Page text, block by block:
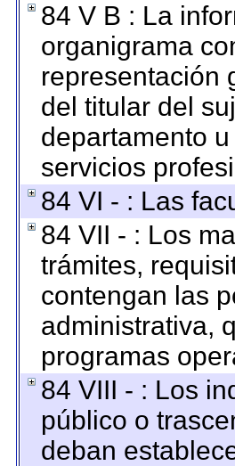
84 V B : La
organigrama
representación
del titular del
departamento
servicios
84 VI - : Las
84 VII - : Los
trámites,
contengan las
administrativa,
programas
84 VIII - : Los
público o
deban